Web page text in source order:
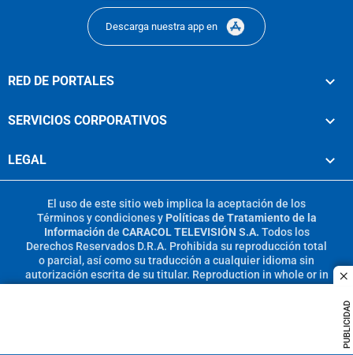
PUBLICIDAD
Descarga nuestra app en
RED DE PORTALES
SERVICIOS CORPORATIVOS
LEGAL
El uso de este sitio web implica la aceptación de los
Términos y condicionesy Políticas de Tratamiento de la
Información de CARACOL TELEVISIÓN S.A. Todos los
Derechos Reservados D.R.A. Prohibida su reproducción total
o parcial, así como su traducción a cualquier idioma sin
autorización escrita de su titular. Reproduction in whole or in